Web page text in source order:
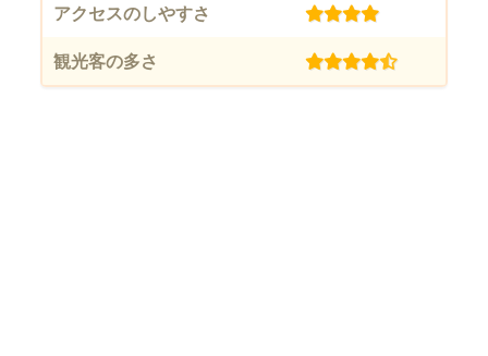
アクセスのしやすさ
観光客の多さ (4.5)